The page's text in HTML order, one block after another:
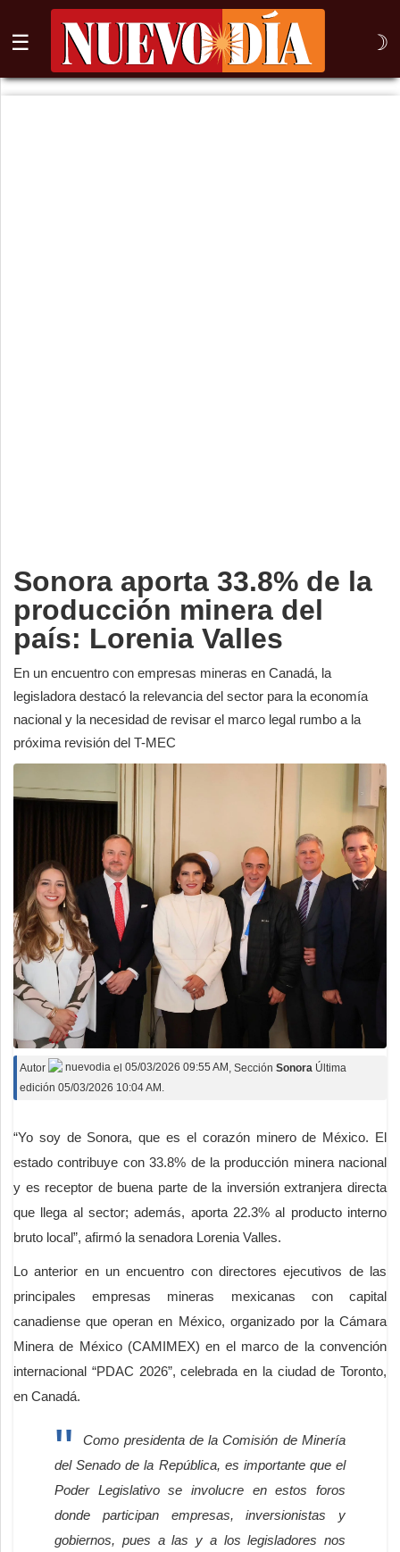
☰ ☽
⌕
Sonora aporta 33.8% de la
producción minera del
país: Lorenia Valles
En un encuentro con empresas mineras en Canadá, la
legisladora destacó la relevancia del sector para la economía
nacional y la necesidad de revisar el marco legal rumbo a la
próxima revisión del T-MEC
Autor nuevodia el 05/03/2026 09:55 AM , Sección Sonora Última
edición 05/03/2026 10:04 AM.
“Yo soy de Sonora, que es el corazón minero de México. El
estado contribuye con 33.8% de la producción minera nacional
y es receptor de buena parte de la inversión extranjera directa
que llega al sector; además, aporta 22.3% al producto interno
bruto local”, afirmó la senadora Lorenia Valles.
Lo anterior en un encuentro con directores ejecutivos de las
principales empresas mineras mexicanas con capital
canadiense que operan en México, organizado por la Cámara
Minera de México (CAMIMEX) en el marco de la convención
internacional “PDAC 2026”, celebrada en la ciudad de Toronto,
en Canadá.
Como presidenta de la Comisión de Minería
del Senado de la República, es importante que el
Poder Legislativo se involucre en estos foros
donde participan empresas, inversionistas y
gobiernos, pues a las y a los legisladores nos